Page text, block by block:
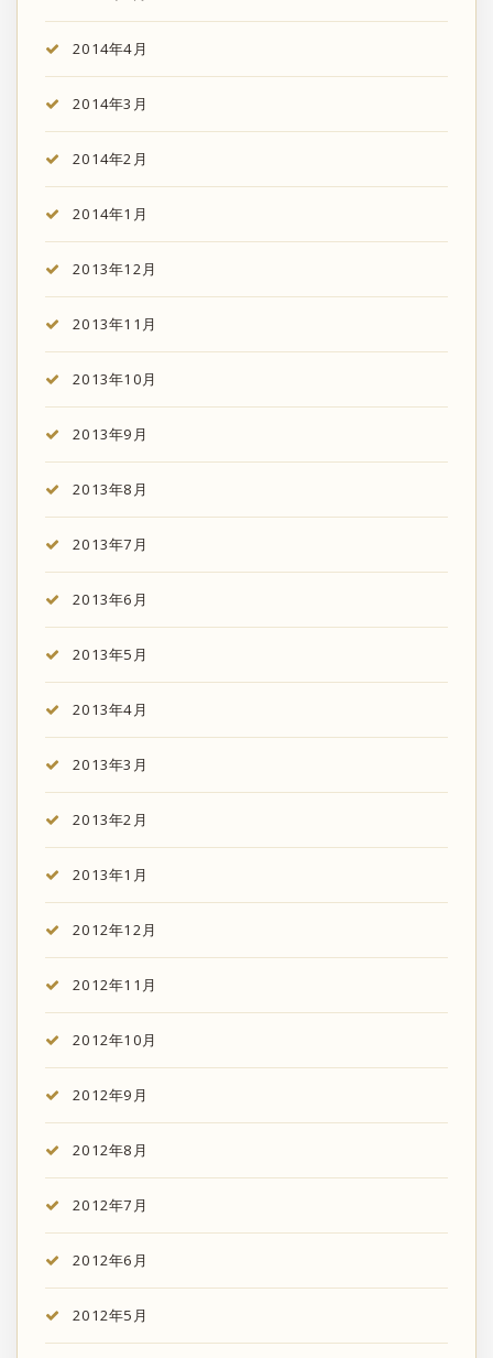
2014年4月
2014年3月
2014年2月
2014年1月
2013年12月
2013年11月
2013年10月
2013年9月
2013年8月
2013年7月
2013年6月
2013年5月
2013年4月
2013年3月
2013年2月
2013年1月
2012年12月
2012年11月
2012年10月
2012年9月
2012年8月
2012年7月
2012年6月
2012年5月